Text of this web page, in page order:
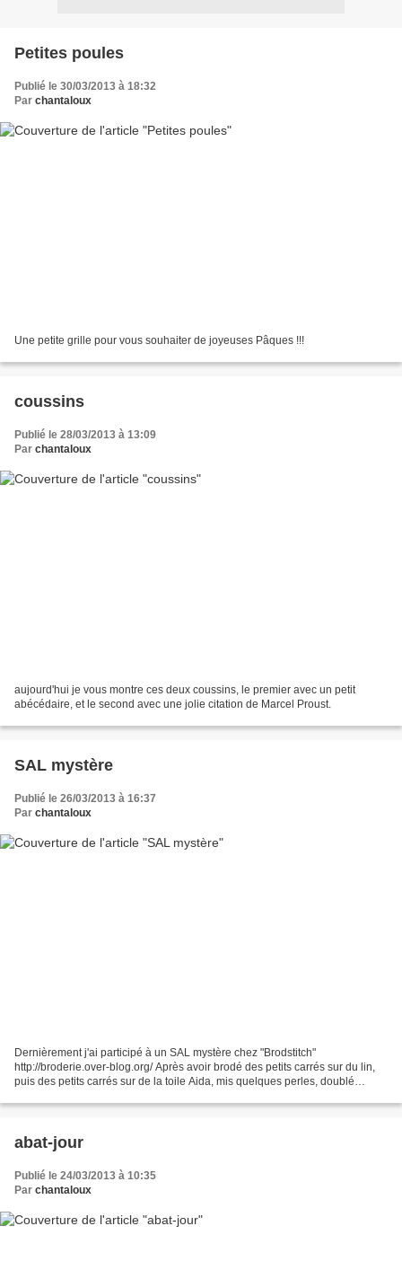
Petites poules
Publié le 30/03/2013 à 18:32
Par chantaloux
Une petite grille pour vous souhaiter de joyeuses Pâques !!!
coussins
Publié le 28/03/2013 à 13:09
Par chantaloux
aujourd'hui je vous montre ces deux coussins, le premier avec un petit
abécédaire, et le second avec une jolie citation de Marcel Proust.
SAL mystère
Publié le 26/03/2013 à 16:37
Par chantaloux
Dernièrement j'ai participé à un SAL mystère chez "Brodstitch"
http://broderie.over-blog.org/ Après avoir brodé des petits carrés sur du lin,
puis des petits carrés sur de la toile Aida, mis quelques perles, doublé
abat-jour
Publié le 24/03/2013 à 10:35
Par chantaloux